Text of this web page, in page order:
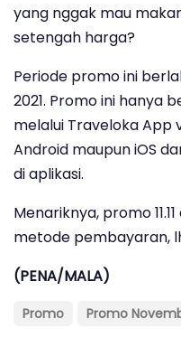
yang nggak mau
setengah harga?
Periode promo ini
2021. Promo ini hanya
melalui Traveloka App
Android maupun iOS
di aplikasi.
Menariknya, promo
metode pembayaran,
(PENA/MALA)
Promo Promo